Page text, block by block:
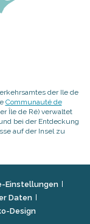
der Ile de
Communauté de
Île de Ré) verwaltet
bei der Entdeckung
auf der Insel zu
Einstellungen
Daten
Design